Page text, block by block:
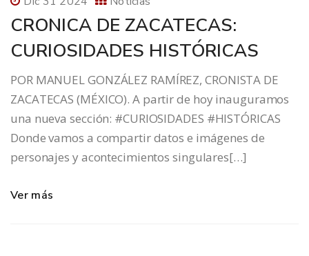
CRONICA DE ZACATECAS:
CURIOSIDADES HISTÓRICAS
POR MANUEL GONZÁLEZ RAMÍREZ, CRONISTA DE
ZACATECAS (MÉXICO). A partir de hoy inauguramos
una nueva sección: #CURIOSIDADES #HISTÓRICAS
Donde vamos a compartir datos e imágenes de
personajes y acontecimientos singulares[…]
Ver más